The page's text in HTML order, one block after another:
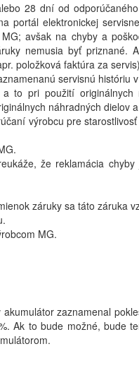
28 dní od
portál elektronickej
avšak na chyby a
nemusia byť priznané.
položková faktúra za
servisnú históriu
to pri použití
náhradných dielov
výrobcu pre
že reklamácia
záruky sa táto záruka
MG.
zaznamenal
Ak to bude možné, bude